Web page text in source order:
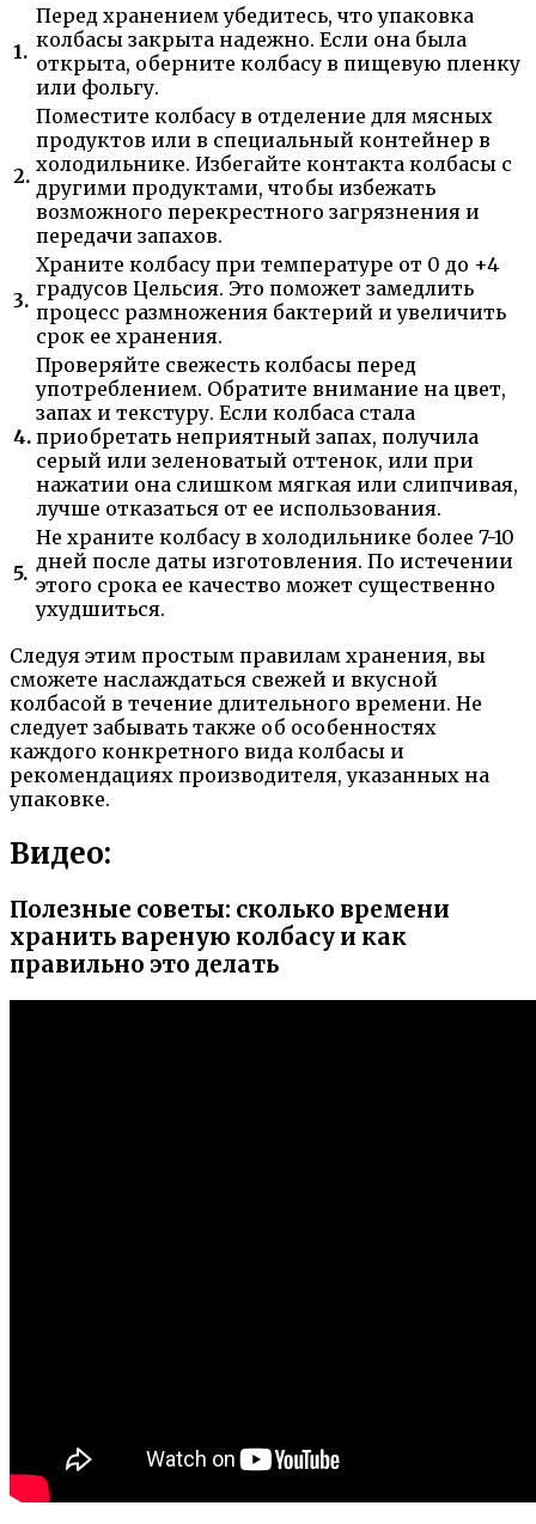
1.
Перед хранением убедитесь, что упаковка
колбасы закрыта надежно. Если она была
открыта, оберните колбасу в пищевую пленку
или фольгу.
2.
Поместите колбасу в отделение для мясных
продуктов или в специальный контейнер в
холодильнике. Избегайте контакта колбасы с
другими продуктами, чтобы избежать
возможного перекрестного загрязнения и
передачи запахов.
3.
Храните колбасу при температуре от 0 до +4
градусов Цельсия. Это поможет замедлить
процесс размножения бактерий и увеличить
срок ее хранения.
4.
Проверяйте свежесть колбасы перед
употреблением. Обратите внимание на цвет,
запах и текстуру. Если колбаса стала
приобретать неприятный запах, получила
серый или зеленоватый оттенок, или при
нажатии она слишком мягкая или слипчивая,
лучше отказаться от ее использования.
5.
Не храните колбасу в холодильнике более 7-10
дней после даты изготовления. По истечении
этого срока ее качество может существенно
ухудшиться.
Следуя этим простым правилам хранения, вы
сможете наслаждаться свежей и вкусной
колбасой в течение длительного времени. Не
следует забывать также об особенностях
каждого конкретного вида колбасы и
рекомендациях производителя, указанных на
упаковке.
Видео:
Полезные советы: сколько времени
хранить вареную колбасу и как
правильно это делать